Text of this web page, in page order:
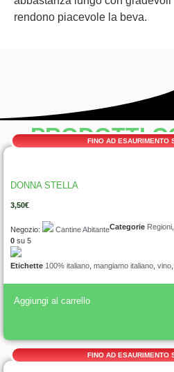
rendono piacevole la beva.
PRODOTTI
FINO AD ESAURIMENTO
DONNA STELLA
3,50€
Negozio:
Cantine Abitante
0 su 5
Categorie Regioni
Etichette 100% italiano mangiamo italiano vino
Aggiungi al carrello
FINO AD ESAURIMENTO